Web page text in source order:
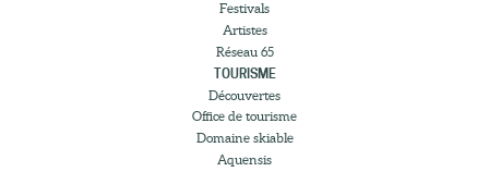
Festivals
Artistes
Réseau 65
TOURISME
Découvertes
Office de tourisme
Domaine skiable
Aquensis